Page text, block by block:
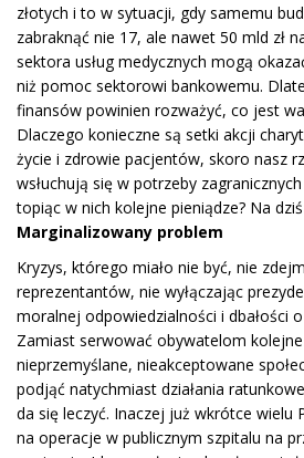
złotych i to w sytuacji, gdy samemu
zabraknąć nie 17, ale nawet 50 mld zł
sektora usług medycznych mogą
niż pomoc sektorowi bankowemu.
finansów powinien rozważyć, co jest
Dlaczego konieczne są setki akcji
życie i zdrowie pacjentów, skoro nasz
wsłuchują się w potrzeby
topiąc w nich kolejne pieniądze? Na
Marginalizowany problem
Kryzys, którego miało nie być, nie
reprezentantów, nie wyłączając
moralnej odpowiedzialności i dbałości
Zamiast serwować obywatelom
nieprzemyślane, nieakceptowane
podjąć natychmiast działania
da się leczyć. Inaczej już wkrótce wielu
na operacje w publicznym szpitalu na